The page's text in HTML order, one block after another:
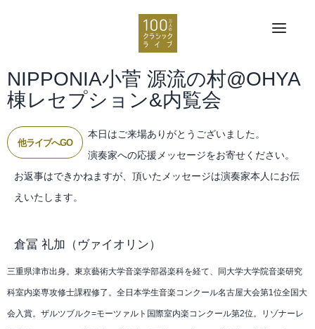
NIPPONIA小菅 源流の村@OHYA
棟レセプション&内覧会
他ライブへGO
本日はご来場ありがとうございました。
演奏家への応援メッセージをお寄せください。
お返事はできかねますが、頂いたメッセージは演奏家本人にお伝
えいたします。
倉冨 礼加 （ヴァイオリン）
三重県津市出身。東京藝術大学音楽学部器楽科を経て、同大学大学院音楽研究
科室内楽専攻修士課程修了。全日本学生音楽コンクール名古屋大会第1位全国大
会入賞。ザルツブルク=モーツァルト国際室内楽コンクール第2位。リゾナーレ